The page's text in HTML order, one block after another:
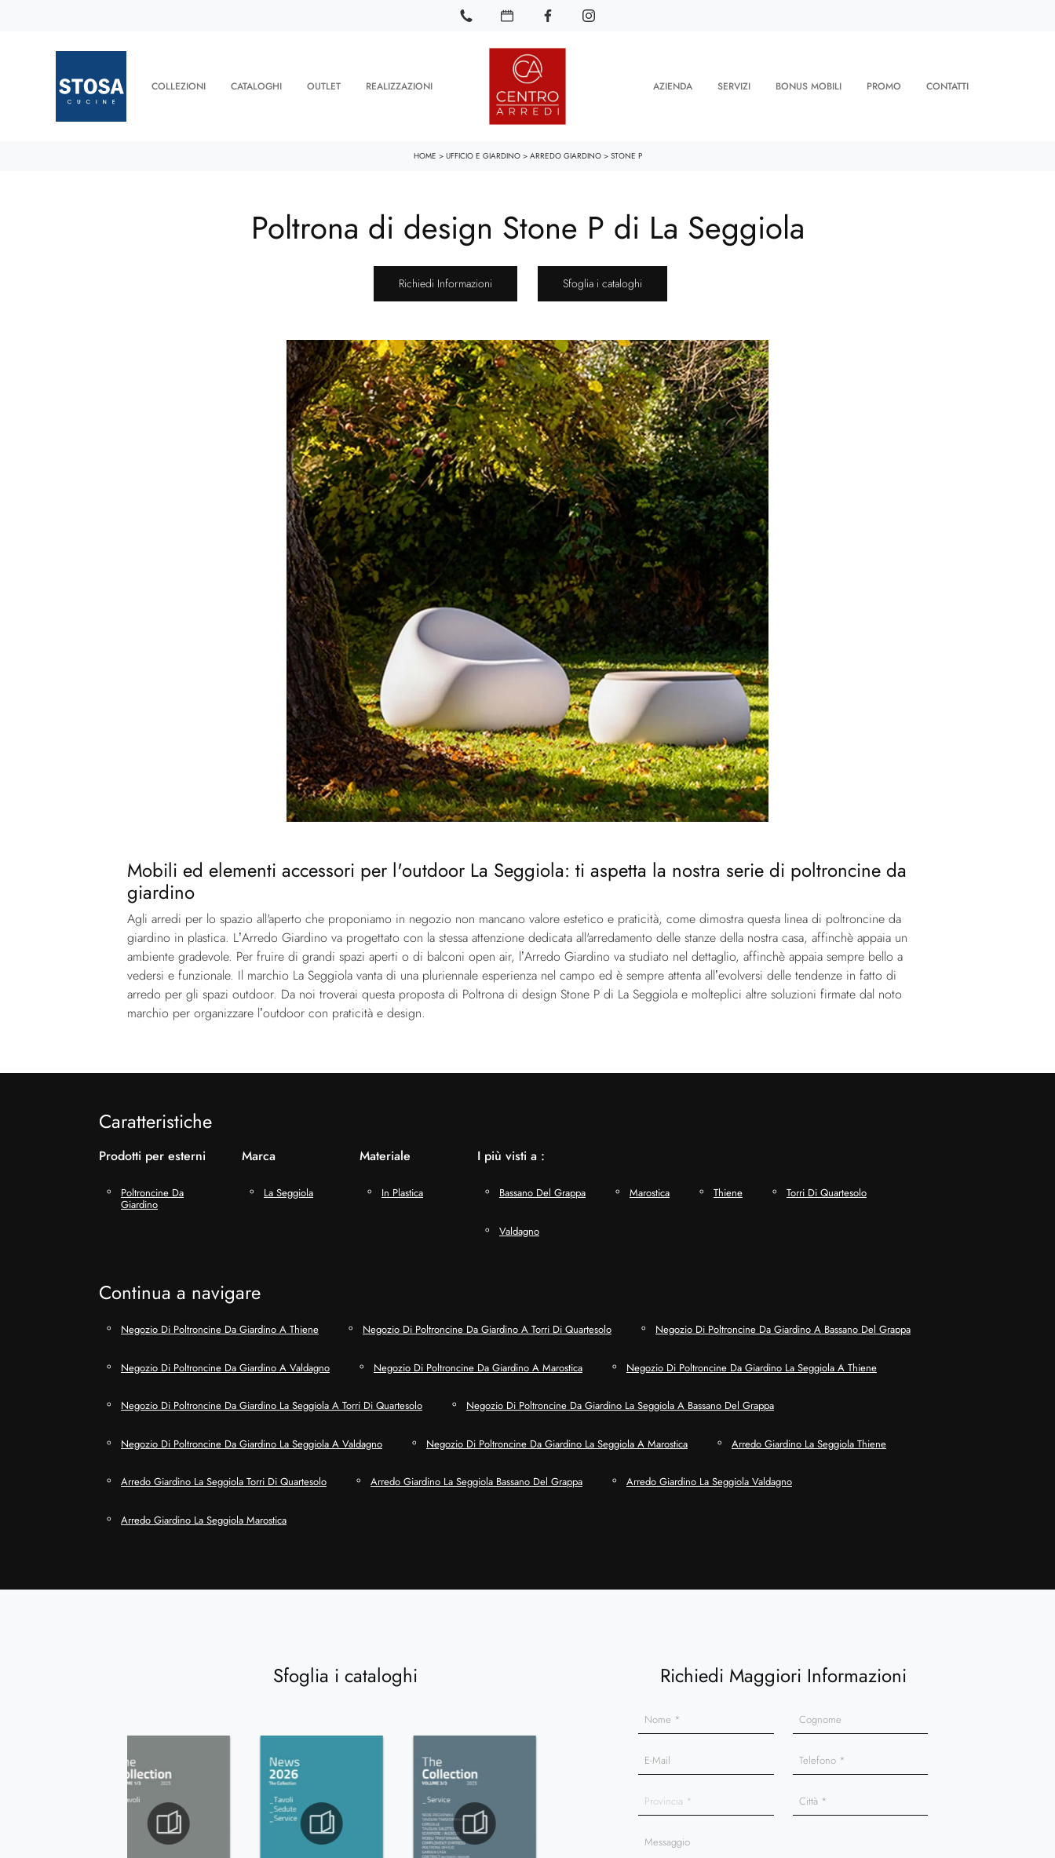
COLLEZIONI CATALOGHI OUTLET REALIZZAZIONI AZIENDA SERVIZI BONUS MOBILI PROMO CONTATTI
HOME > UFFICIO E GIARDINO> ARREDO GIARDINO > STONE P
Poltrona di design Stone P di La Seggiola
Richiedi Informazioni Sfoglia i cataloghi
Mobili ed elementi accessori per l'outdoor La Seggiola: ti aspetta la nostra serie di poltroncine da
giardino
Agli arredi per lo spazio all'aperto che proponiamo in negozio non mancano valore estetico e praticità, come dimostra questa linea di poltroncine da
giardino in plastica. L’Arredo Giardino va progettato con la stessa attenzione dedicata all'arredamento delle stanze della nostra casa, affinchè appaia un
ambiente gradevole. Per fruire di grandi spazi aperti o di balconi open air, l’Arredo Giardino va studiato nel dettaglio, affinchè appaia sempre bello a
vedersi e funzionale. Il marchio La Seggiola vanta di una pluriennale esperienza nel campo ed è sempre attenta all’evolversi delle tendenze in fatto di
arredo per gli spazi outdoor. Da noi troverai questa proposta di Poltrona di design Stone P di La Seggiola e molteplici altre soluzioni firmate dal noto
marchio per organizzare l’outdoor con praticità e design.
Caratteristiche
Prodotti per esterni
Poltroncine Da
Giardino
Marca
La Seggiola
Materiale
In Plastica
I più visti a :
Bassano Del Grappa Marostica Thiene Torri Di Quartesolo
Valdagno
Continua a navigare
Negozio Di Poltroncine Da Giardino A Thiene Negozio Di Poltroncine Da Giardino A Torri Di Quartesolo Negozio Di Poltroncine Da Giardino A Bassano Del Grappa
Negozio Di Poltroncine Da Giardino A Valdagno Negozio Di Poltroncine Da Giardino A Marostica Negozio Di Poltroncine Da Giardino La Seggiola A Thiene
Negozio Di Poltroncine Da Giardino La Seggiola A Torri Di Quartesolo Negozio Di Poltroncine Da Giardino La Seggiola A Bassano Del Grappa
Negozio Di Poltroncine Da Giardino La Seggiola A Valdagno Negozio Di Poltroncine Da Giardino La Seggiola A Marostica Arredo Giardino La Seggiola Thiene
Arredo Giardino La Seggiola Torri Di Quartesolo Arredo Giardino La Seggiola Bassano Del Grappa Arredo Giardino La Seggiola Valdagno
Arredo Giardino La Seggiola Marostica
Sfoglia i cataloghi Richiedi Maggiori Informazioni